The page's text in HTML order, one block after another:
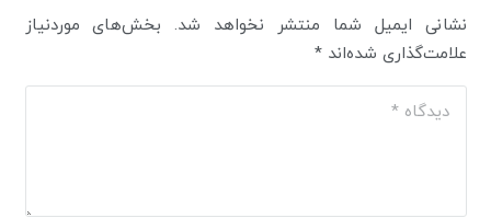
نشانی ایمیل شما منتشر نخواهد شد.
بخش‌های موردنیاز
علامت‌گذاری شده‌اند*